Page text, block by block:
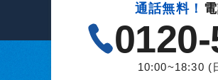
通話無料！
10:00~18:30 (